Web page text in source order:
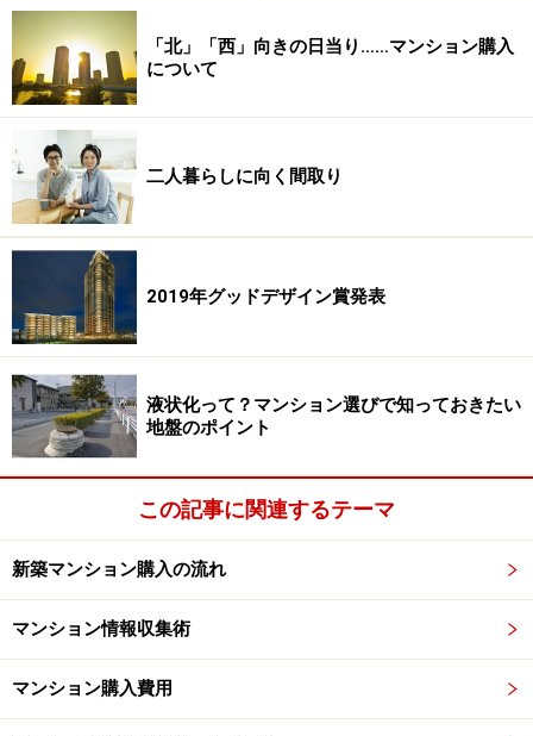
都心でも70m
前後のファミリータイプが4000万円台で
手に入る状況なのです（同）
都心回帰を象徴する大規模マンション
都心のタワーマンションは共用施設が充実した物件が多い
こうしたマンションの「都心回帰」を象徴するのが、東
京湾岸エリアでのタワーマンションや総戸数数百戸のメ
ガマンションです。湾岸の工場や倉庫の跡地に建設され
るこうしたマンションは、住宅地としての環境整備こそ
地が広いので、植栽や景観をつくりこむことによって敷
地内の住環境を良好に保つことが可能になるのです。
さらに住戸数が多く、１戸当たりの維持管理費用を抑え
られるスケールメリットを生かして、マンション内にさ
「北」「西」向きの日当り……マンション購入
について
二人暮らしに向く間取り
2019年グッドデザイン賞発表
液状化って？マンション選びで知っておきたい
地盤のポイント
この記事に関連するテーマ
新築マンション購入の流れ
マンション情報収集術
マンション購入費用